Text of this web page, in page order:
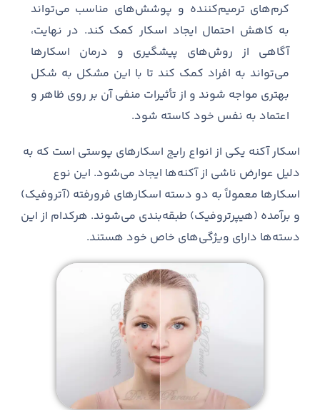
کرم‌های ترمیم‌کننده و پوشش‌های مناسب می‌تواند
به کاهش احتمال ایجاد اسکار کمک کند. در نهایت،
آگاهی از روش‌های پیشگیری و درمان اسکارها
می‌تواند به افراد کمک کند تا با این مشکل به شکل
بهتری مواجه شوند و از تأثیرات منفی آن بر روی ظاهر و
اعتماد به نفس خود کاسته شود.
اسکار آکنه یکی از انواع رایج اسکارهای پوستی است که به
دلیل عوارض ناشی از آکنه‌ها ایجاد می‌شود. این نوع
اسکارها معمولاً به دو دسته اسکارهای فرورفته (آتروفیک)
و برآمده (هیپرتروفیک) طبقه‌بندی می‌شوند. هرکدام از این
دسته‌ها دارای ویژگی‌های خاص خود هستند.